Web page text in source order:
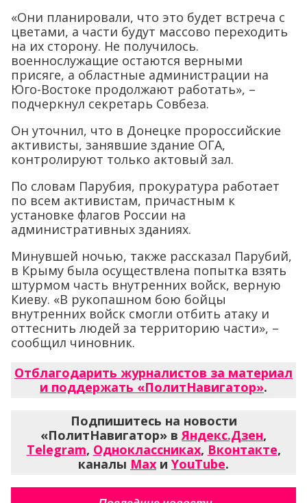
«Они планировали, что это будет встреча с
цветами, а части будут массово переходить
на их сторону. Не получилось.
военнослужащие остаются верными
присяге, а областные администрации на
Юго-Востоке продолжают работать», –
подчеркнул секретарь Совбеза.
Он уточнил, что в Донецке пророссийские
активисты, занявшие здание ОГА,
контролируют только актовый зал.
По словам Парубия, прокуратура работает
по всем активистам, причастным к
установке флагов России на
административных зданиях.
Минувшей ночью, также рассказал Парубий,
в Крыму была осуществлена попытка взять
штурмом часть внутренних войск, верную
Киеву. «В рукопашном бою бойцы
внутренних войск смогли отбить атаку и
оттеснить людей за территорию части», –
сообщил чиновник.
Отблагодарить журналистов за материал
и поддержать «ПолитНавигатор».
Подпишитесь на новости
«ПолитНавигатор» вЯндекс.Дзен,
Telegram, Одноклассниках, Вконтакте,
каналы Max и YouTube.